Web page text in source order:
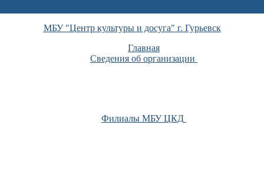
МБУ "Центр культуры и досуга" г. Гурьевск
Главная
Сведения об организации
Филиалы МБУ ЦКД